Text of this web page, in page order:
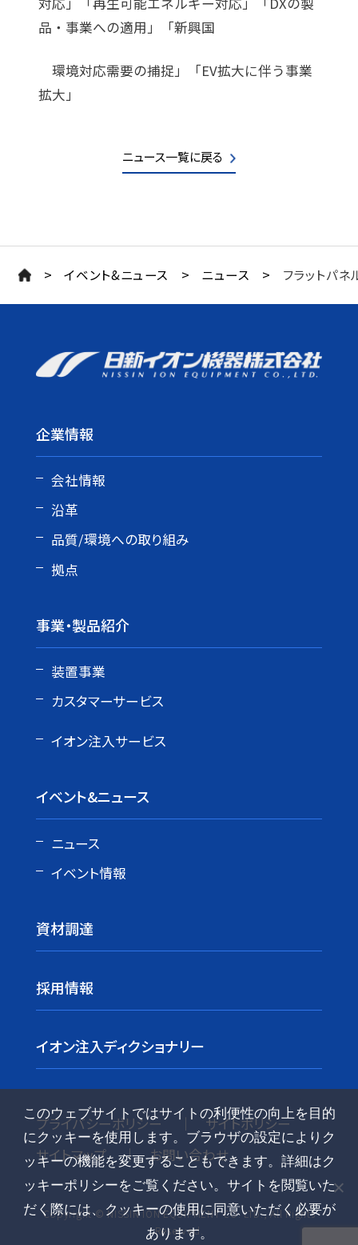
品・事業への適用」「新興国
環境対応需要の捕捉」「EV拡大に伴う事業
拡大」
ニュース一覧に戻る
> イベント&ニュース > ニュース > フラットパ
企業情報
会社情報
沿革
品質/環境への取り組み
拠点
事業・製品紹介
装置事業
カスタマーサービス
イオン注入サービス
イベント&ニュース
ニュース
イベント情報
資材調達
採用情報
イオン注入ディクショナリー
Copyright © NISSIN ION EQUIPMENT CO. LTD., All Rights
Reserved.
プライバシーポリシー
サイトポリシー
サイトマップ
お問い合わせ
このウェブサイトではサイトの利便性の向上を目的
にクッキーを使用します。ブラウザの設定によりク
ッキーの機能を変更することもできます。詳細はク
ッキーポリシーをご覧ください。サイトを閲覧いた
だく際には、クッキーの使用に同意いただく必要が
あります。